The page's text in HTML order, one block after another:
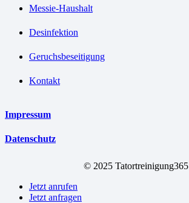
Messie-Haushalt
Desinfektion
Geruchsbeseitigung
Kontakt
Impressum
Datenschutz
© 2025 Tatortreinigung365
Jetzt anrufen
Jetzt anfragen